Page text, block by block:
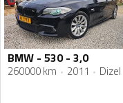
BMW - 530 - 3,0
260000 km 2011 Dizel